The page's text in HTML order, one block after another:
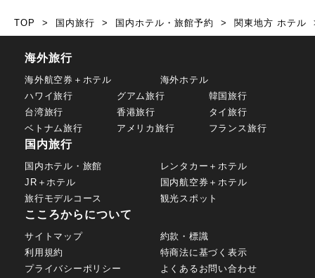
TOP 国内旅行 国内ホテル・旅館予約 関東地方 ホテル
海外旅行
海外航空券＋ホテル
海外ホテル
ハワイ旅行
グアム旅行
韓国旅行
台湾旅行
香港旅行
タイ旅行
ベトナム旅行
アメリカ旅行 フランス旅行
国内旅行
国内ホテル・旅館
レンタカー＋ホテル
JR＋ホテル
国内航空券＋ホテル
旅行モデルコース
観光スポット
こころからについて
サイトマップ
約款・標識
利用規約
特商法に基づく表示
プライバシーポリシー
よくあるお問い合わせ